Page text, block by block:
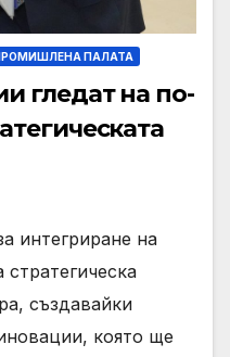
ПАЛАТА
гледат на по-
интегриране на
стратегическа
създавайки
която ще